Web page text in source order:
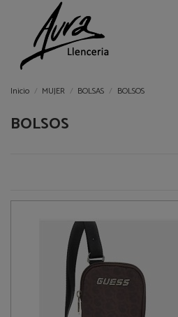
Inicio MUJER BOLSAS BOLSOS
BOLSOS